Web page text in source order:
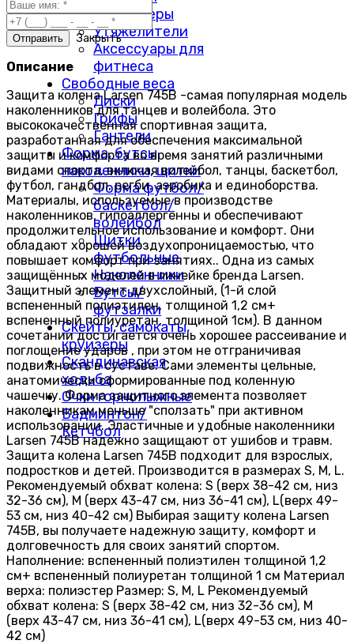
Массажеры
Утяжелители
Аксессуары для
фитнеса
Свободные веса
Диски
Грифы
Гантели
Форма, бутсы,
наколенники, щитки
Форма футбол/
баскетбол/
волейбол
Щитки
футбольные
Наколенники
Бутсы/
футзалки
Скейты, самокаты,
круизёры
Скандинавская
ходьба
Очки горнолыжные
Бадминтон/
Кетчбол
Закрыть
Описание
Защита колена Larsen 745B -самая популярная модель
наколенников для танцев и волейбола. Это
высококачественная спортивная защита,
разработанная для обеспечения максимальной
защиты и комфорта во время занятий различными
видами спорта, включая волейбол, танцы, баскетбол,
футбол, гандбол, регби, аэробика и единоборства.
Материалы, используемые в производстве
наколенников, гипоаллергенны и обеспечивают
продолжительное использование и комфорт. Они
обладают хорошей воздухопроницаемостью, что
повышает комфорт при занятиях.. Одна из самых
защищённых моделей в линейке бренда Larsen.
Защитный элемент двухслойный, (1-й слой
вспененный полиэтилен, толщиной 1,2 см+
вспененный полиуретан, толщиной 1см). В данном
сочетании достигается очень хорошее рассеивание и
поглощение ударов , при этом не отграничивая
подвижность в суставе. Сами элементы цельные,
анатомически сформированные под коленную
чашечку. Форма защитного элемента позволяет
наколенникам меньше "сползать" при активном
использовании. Эластичные и удобные наколенники
Larsen 745B надежно защищают от ушибов и травм.
Защита колена Larsen 745B подходит для взрослых,
подростков и детей. Производится в размерах S, M, L.
Рекомендуемый обхват колена: S (верх 38-42 см, низ
32-36 см), M (верх 43-47 см, низ 36-41 см), L(верх 49-
53 см, низ 40-42 см) Выбирая защиту колена Larsen
745B, вы получаете надежную защиту, комфорт и
долговечность для своих занятий спортом.
Наполнение: вспененный полиэтилен толщиной 1,2
см+ вспененный полиуретан толщиной 1 см Материал
верха: полиэстер Размер: S, M, L Рекомендуемый
обхват колена: S (верх 38-42 см, низ 32-36 см), M
(верх 43-47 см, низ 36-41 см), L(верх 49-53 см, низ 40-
42 см)